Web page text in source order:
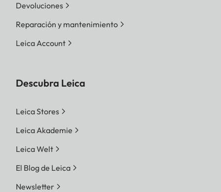
Devoluciones
Reparación y mantenimiento
Leica Account
Descubra Leica
Leica Stores
Leica Akademie
Leica Welt
El Blog de Leica
Newsletter